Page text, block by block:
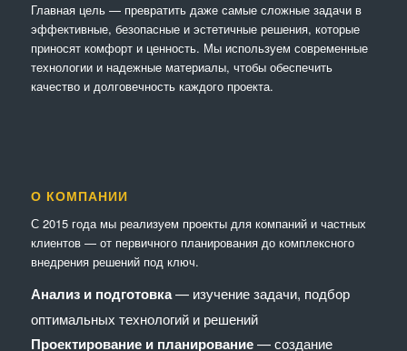
Главная цель — превратить даже самые сложные задачи в
эффективные, безопасные и эстетичные решения, которые
приносят комфорт и ценность. Мы используем современные
технологии и надежные материалы, чтобы обеспечить
качество и долговечность каждого проекта.
О КОМПАНИИ
С 2015 года мы реализуем проекты для компаний и частных
клиентов — от первичного планирования до комплексного
внедрения решений под ключ.
Анализ и подготовка— изучение задачи, подбор
оптимальных технологий и решений
Проектирование и планирование— создание